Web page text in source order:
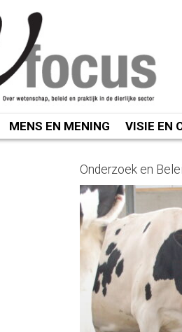
MENS EN MENING VISIE EN
Onderzoek en